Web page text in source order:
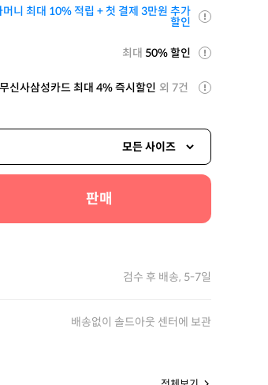
머니 최대 10% 적립 + 첫 결제 3만원 추가
할인
최대 50% 할인
신사삼성카드 최대 4% 즉시할인 외 7건
모든 사이즈
판매
검수 후 배송, 5-7일
배송없이 솔드아웃 센터에 보관